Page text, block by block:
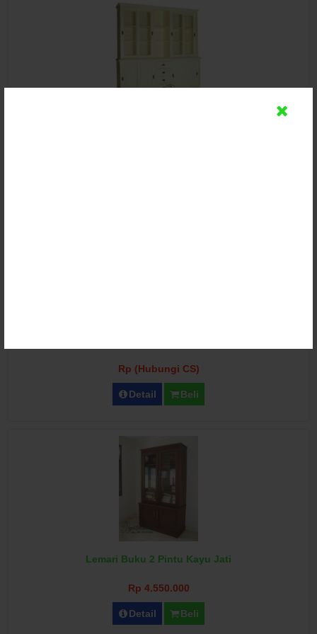
Rp (Hubungi CS)
Detail Beli
Lemari Buku 2 Pintu Kayu Jati
Rp 4.550.000
Detail Beli